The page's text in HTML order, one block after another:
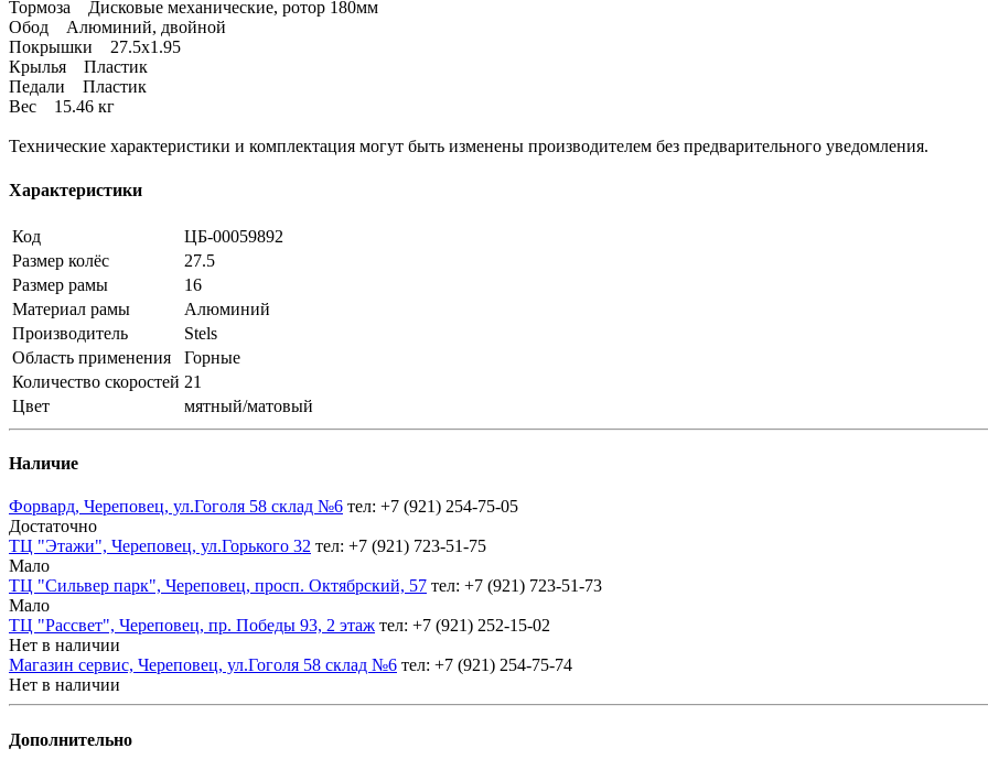
Тормоза Дисковые механические, ротор 180мм
Обод Алюминий, двойной
Покрышки 27.5x1.95
Крылья Пластик
Педали Пластик
Вес 15.46 кг
Технические характеристики и комплектация могут быть изменены производителем без предварительного уведомления.
Характеристики
Код
ЦБ-00059892
Размер колёс
27.5
Размер рамы
16
Материал рамы
Алюминий
Производитель
Stels
Область применения
Горные
Количество скоростей 21
Цвет
мятный/матовый
Наличие
Форвард, Череповец, ул.Гоголя 58 склад №6 тел: +7 (921) 254-75-05
Достаточно
ТЦ "Этажи", Череповец, ул.Горького 32 тел: +7 (921) 723-51-75
Мало
ТЦ "Сильвер парк", Череповец, просп. Октябрский, 57 тел: +7 (921) 723-51-73
Мало
ТЦ "Рассвет", Череповец, пр. Победы 93, 2 этаж тел: +7 (921) 252-15-02
Нет в наличии
Магазин сервис, Череповец, ул.Гоголя 58 склад №6 тел: +7 (921) 254-75-74
Нет в наличии
Дополнительно